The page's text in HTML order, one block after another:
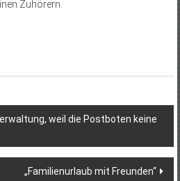
Zuhörern.
weil die Postboten keine
„Familienurlaub mit Freunden“